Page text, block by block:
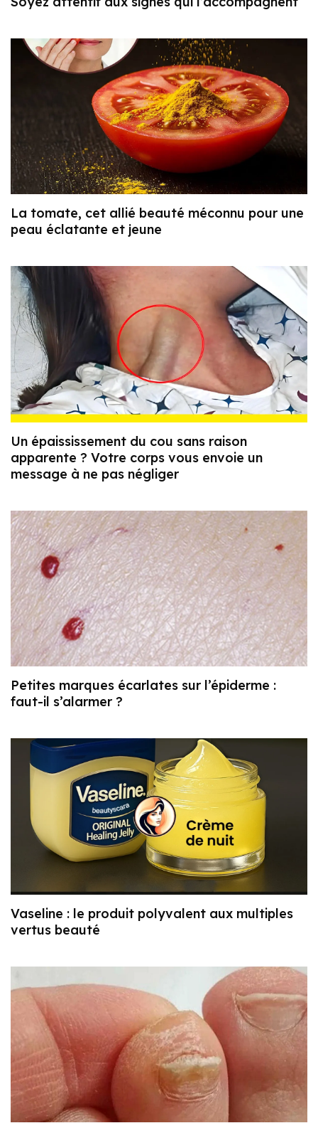
La tomate, cet allié beauté méconnu pour une
peau éclatante et jeune
Un épaississement du cou sans raison
apparente ? Votre corps vous envoie un
message à ne pas négliger
Petites marques écarlates sur l’épiderme :
faut-il s’alarmer ?
Vaseline : le produit polyvalent aux multiples
vertus beauté